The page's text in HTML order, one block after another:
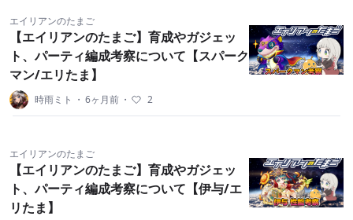
▼ミトさんの記事▼
https://mygame8.jp/games/alien-egg
くはミトさんのチームに入れてもらっていて、空きが
あると入れます。ほかにもチームを作ってがんばって
いる強い人がたくさんいます。チームどうしのバトル
エイリアンのたまご
【エイリアンのたまご】育成やガジェッ
ト、パーティ編成考察について【スパーク
マン/エリたま】
時雨ミト ・ 6ヶ月前 ・ 2
エイリアンのたまご
【エイリアンのたまご】育成やガジェッ
ト、パーティ編成考察について【伊与/エ
リたま】